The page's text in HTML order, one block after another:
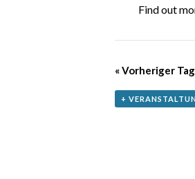
Find out
«Vorheriger Tag
+